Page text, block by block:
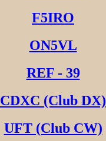
F5IRO
ON5VL
REF - 39
CDXC (Club DX)
UFT (Club CW)